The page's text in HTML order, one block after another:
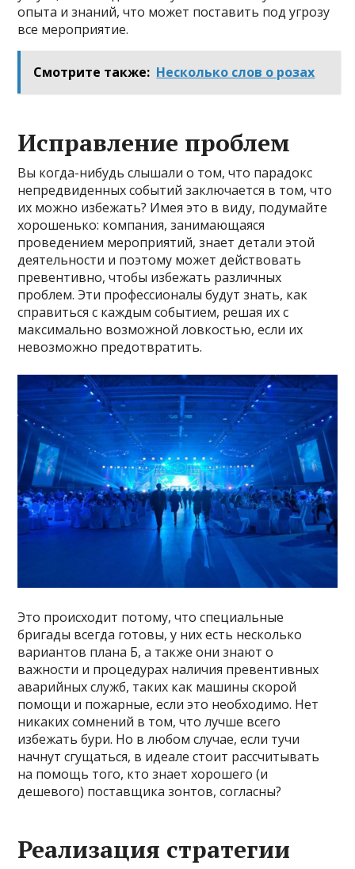
опыта и знаний, что может поставить под угрозу
все мероприятие.
Смотрите также: Несколько слов о розах
Исправление проблем
Вы когда-нибудь слышали о том, что парадокс
непредвиденных событий заключается в том, что
их можно избежать? Имея это в виду, подумайте
хорошенько: компания, занимающаяся
проведением мероприятий, знает детали этой
деятельности и поэтому может действовать
превентивно, чтобы избежать различных
проблем. Эти профессионалы будут знать, как
справиться с каждым событием, решая их с
максимально возможной ловкостью, если их
невозможно предотвратить.
Это происходит потому, что специальные
бригады всегда готовы, у них есть несколько
вариантов плана Б, а также они знают о
важности и процедурах наличия превентивных
аварийных служб, таких как машины скорой
помощи и пожарные, если это необходимо. Нет
никаких сомнений в том, что лучше всего
избежать бури. Но в любом случае, если тучи
начнут сгущаться, в идеале стоит рассчитывать
на помощь того, кто знает хорошего (и
дешевого) поставщика зонтов, согласны?
Реализация стратегии